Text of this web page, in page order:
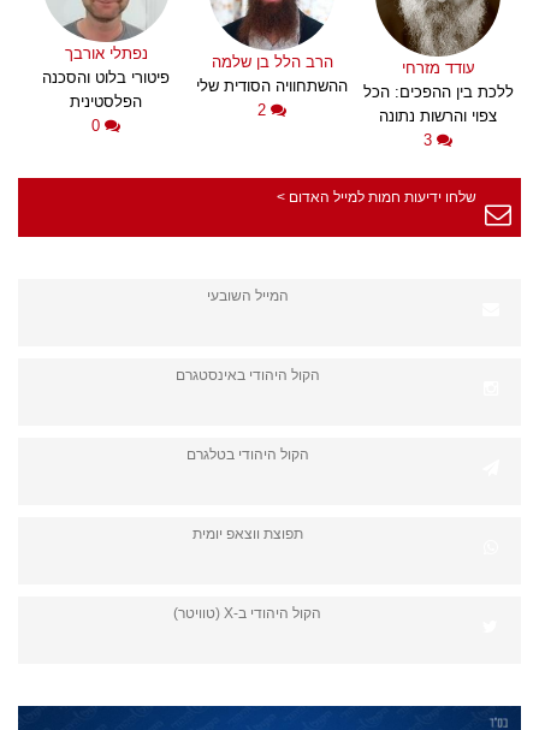
עודד מזרחי
ללכת בין ההפכים: הכל
צפוי והרשות נתונה
3
הרב הלל בן שלמה
ההשתחוויה הסודית שלי
2
נפתלי אורבך
פיטורי בלוט והסכנה
הפלסטינית
0
שלחו ידיעות חמות למייל האדום >
המייל השובעי
הקול היהודי באינסטגרם
הקול היהודי בטלגרם
תפוצת ווצאפ יומית
הקול היהודי ב-X (טוויטר)